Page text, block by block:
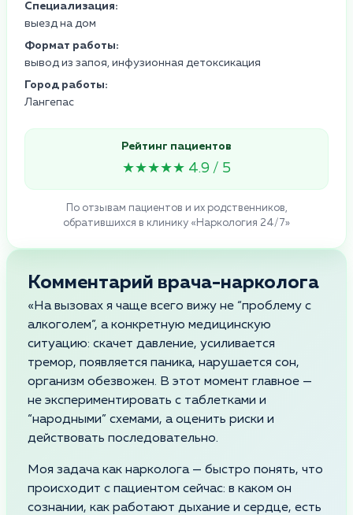
Специализация:
выезд на дом
Формат работы:
вывод из запоя, инфузионная детоксикация
Город работы:
Лангепас
Рейтинг пациентов
★★★★★ 4.9 / 5
По отзывам пациентов и их родственников,
обратившихся в клинику «Наркология 24/7»
Комментарий врача-нарколога
«На вызовах я чаще всего вижу не “проблему с
алкоголем”, а конкретную медицинскую
ситуацию: скачет давление, усиливается
тремор, появляется паника, нарушается сон,
организм обезвожен. В этот момент главное —
не экспериментировать с таблетками и
“народными” схемами, а оценить риски и
действовать последовательно.
Моя задача как нарколога — быстро понять, что
происходит с пациентом сейчас: в каком он
сознании, как работают дыхание и сердце, есть